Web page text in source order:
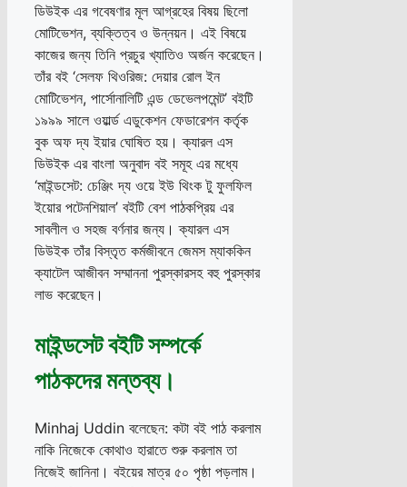
ডিউইক এর গবেষণার মূল আগ্রহের বিষয় ছিলো
মোটিভেশন, ব্যক্তিত্ব ও উন্নয়ন। এই বিষয়ে
কাজের জন্য তিনি প্রচুর খ্যাতিও অর্জন করেছেন।
তাঁর বই ‘সেলফ থিওরিজ: দেয়ার রোল ইন
মোটিভেশন, পার্সোনালিটি এন্ড ডেভেলপমেন্ট’ বইটি
১৯৯৯ সালে ওয়ার্ল্ড এডুকেশন ফেডারেশন কর্তৃক
বুক অফ দ্য ইয়ার ঘোষিত হয়। ক্যারল এস
ডিউইক এর বাংলা অনুবাদ বই সমূহ এর মধ্যে
‘মাইন্ডসেট: চেঞ্জিং দ্য ওয়ে ইউ থিংক টু ফুলফিল
ইয়োর পটেনশিয়াল’ বইটি বেশ পাঠকপ্রিয় এর
সাবলীল ও সহজ বর্ণনার জন্য। ক্যারল এস
ডিউইক তাঁর বিস্তৃত কর্মজীবনে জেমস ম্যাককিন
ক্যাটেল আজীবন সম্মাননা পুরস্কারসহ বহু পুরস্কার
লাভ করেছেন।
মাইন্ডসেট বইটি সম্পর্কে
পাঠকদের মন্তব্য।
Minhaj Uddin বলেছেন: কটা বই পাঠ করলাম
নাকি নিজেকে কোথাও হারাতে শুরু করলাম তা
নিজেই জানিনা। বইয়ের মাত্র ৫০ পৃষ্ঠা পড়লাম।